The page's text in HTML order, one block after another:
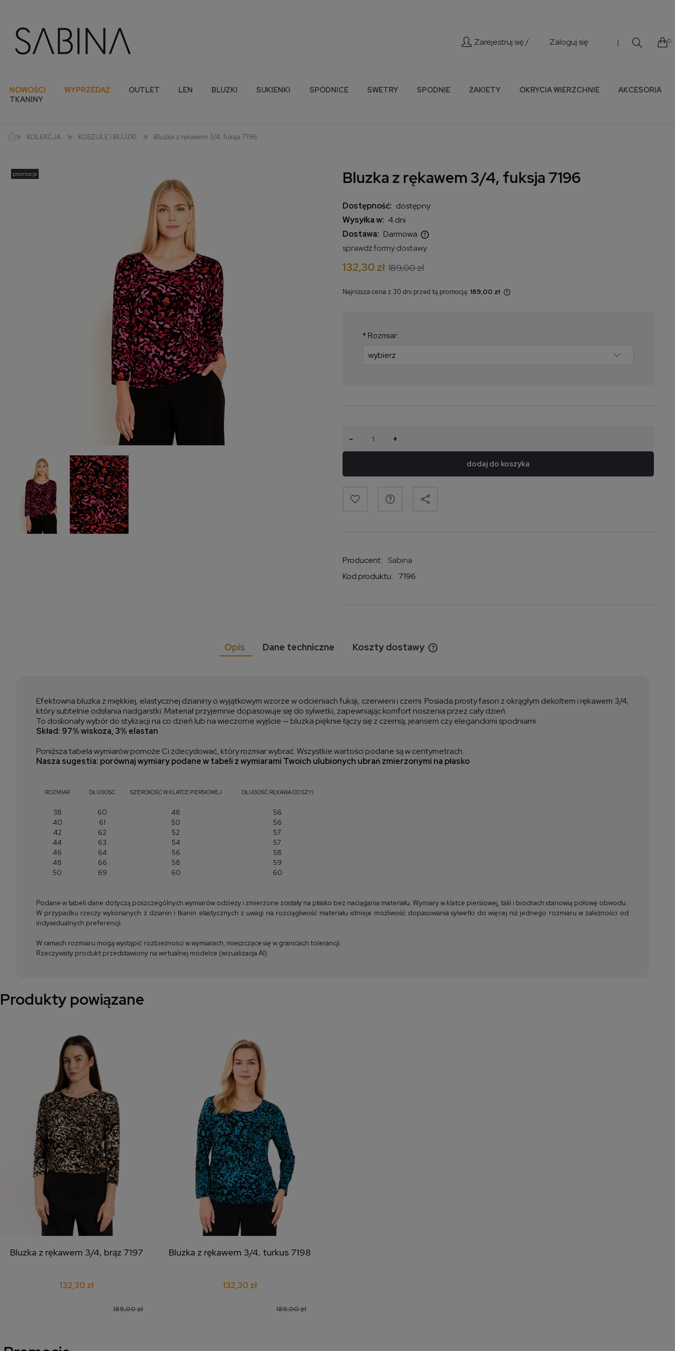
Zarejestruj się / Zaloguj się | 0
NOWOŚCI WYPRZEDAŻ OUTLET LEN BLUZKI SUKIENKI SPÓDNICE SWETRY SPODNIE ŻAKIETY OKRYCIA WIERZCHNIE
AKCESORIA
TKANINY
» KOLEKCJA » KOSZULE I BLUZKI » Bluzka z rękawem 3/4, fuksja 7196
promocja Bluzka z rękawem 3/4, fuksja 7196
Dostępność: dostępny
Wysyłka w: 4 dni
Dostawa: Darmowa
kosztów płatności
sprawdź formy dostawy
132,30 zł 189,00 zł
Najniższa cena z 30 dni przed tą promocją: 189,00 zł
najniższa cena od momentu, kiedy
* Rozmiar:
- +
dodaj do koszyka
Producent:
Sabina
Kod produktu:
7196
Opis Dane techniczne Koszty dostawy
Efektowna bluzka z miękkiej, elastycznej dzianiny o wyjątkowym wzorze w odcieniach fuksji, czerwieni i czerni. Posiada prosty fason z okrągłym dekoltem i rękawem 3/4,
który subtelnie odsłania nadgarstki. Materiał przyjemnie dopasowuje się do sylwetki, zapewniając komfort noszenia przez cały dzień.
To doskonały wybór do stylizacji na co dzień lub na wieczorne wyjście — bluzka pięknie łączy się z czernią, jeansem czy eleganckimi spodniami.
Skład: 97% wiskoza, 3% elastan
Poniższa tabela wymiarów pomoże Ci zdecydować, który rozmiar wybrać. Wszystkie wartości podane są w centymetrach.
Nasza sugestia: porównaj wymiary podane w tabeli z wymiarami Twoich ulubionych ubrań zmierzonymi na płasko
ROZMIAR DŁUGOŚĆ SZEROKOŚĆ W KLATCE PIERSIOWEJ DŁUGOŚĆ RĘKAWA OD SZYI
38 60 48
56
40
61 50
56
42
62 52
57
44
63 54
57
46
64 56
58
48
66 58
59
50
69 60 60
Podane w tabeli dane dotyczą poszczególnych wymiarów odzieży i zmierzone zostały na płasko bez naciągania materiału. Wymiary w klatce piersiowej, talii i biodrach stanowią połowę obwodu.
W przypadku rzeczy wykonanych z dzianin i tkanin elastycznych z uwagi na rozciągliwość materiału istnieje możliwość dopasowania sylwetki do więcej niż jednego rozmiaru w zależności od
indywidualnych preferencji.
W ramach rozmiaru mogą wystąpić rozbieżności w wymiarach, mieszczące się w granicach tolerancji.
Rzeczywisty produkt przedstawiony na wirtualnej modelce (wizualizacja AI)
Produkty powiązane
dodaj do koszyka
Bluzka z rękawem 3/4, brąz 7197
189,00 zł
132,30 zł
dodaj do koszyka
Bluzka z rękawem 3/4, turkus 7198
189,00 zł
132,30 zł